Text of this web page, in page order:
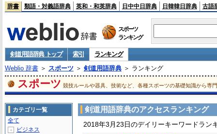
辞書 類語・対義語辞典 英和・和英辞典 日中中日辞典 日韓韓日辞典 古語
スポーツ
ランキング
剣道用語辞典 トップ 索引
ランキング
Weblio 辞書＞ スポーツ ＞ 剣道用語辞典＞ ランキング
スポーツ 競技ルールや器具、技術など、各種スポーツの基礎知識から専
剣道用語辞典のアクセスランキング
2018年3月23日のデイリーキーワードラン
カテゴリ一覧
全て
＋ ビジネス